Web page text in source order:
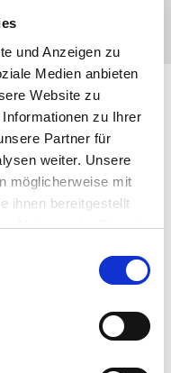
und Anzeigen zu
Medien anbieten
Website zu
zu Ihrer
Partner für
weiter. Unsere
möglicherweise mit
ihnen bereitgestellt
Nutzung der Dienste
weiterhin nutzen.